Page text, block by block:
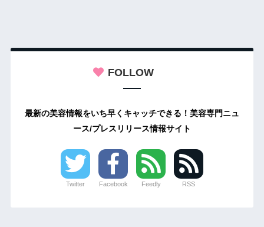
FOLLOW
最新の美容情報をいち早くキャッチできる！美容専門ニュ
ース/プレスリリース情報サイト
Twitter Facebook Feedly RSS